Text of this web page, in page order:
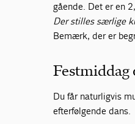
gående. Det er en
Der stilles særlige
Bemærk, der er
Festmiddag
Du får naturligvis
efterfølgende dans.